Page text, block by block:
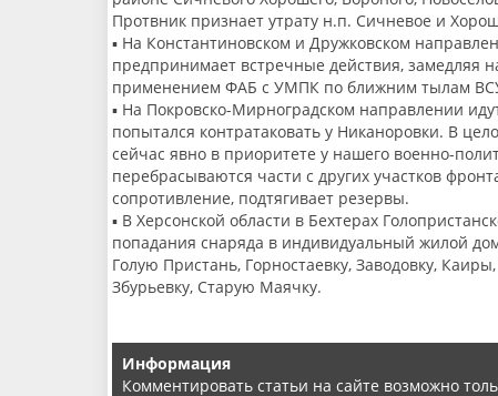
Протвник признает утрату н.п. Сичневое и
▪️ На Константиновском и Дружковском
предпринимает встречные действия,
применением ФАБ с УМПК по ближним тылам
▪️ На Покровско-Мирноградском направлении
попытался контратаковать у Никаноровки. В
сейчас явно в приоритете у нашего военно-
перебрасываются части с других участков
сопротивление, подтягивает резервы.
▪️ В Херсонской области в Бехтерах
попадания снаряда в индивидуальный жилой
Голую Пристань, Горностаевку, Заводовку,
Збурьевку, Старую Маячку.
Информация
Комментировать статьи на сайте возможно